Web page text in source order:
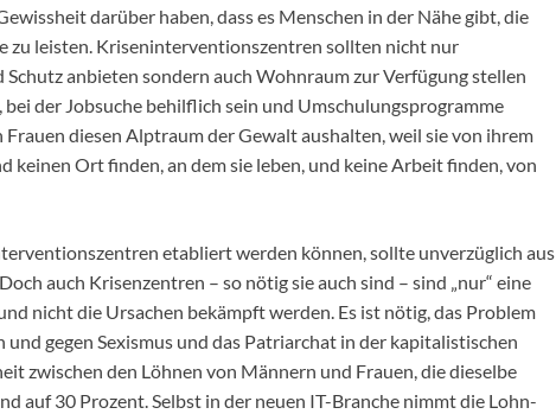
darüber haben, dass es Menschen in der Nähe gibt, die
zu leisten. Kriseninterventionszentren sollten nicht nur
anbieten sondern auch Wohnraum zur Verfügung stellen
der Jobsuche behilflich sein und Umschulungsprogramme
diesen Alptraum der Gewalt aushalten, weil sie von ihrem
keinen Ort finden, an dem sie leben, und keine Arbeit finden, von
etabliert werden können, sollte unverzüglich aus
auch Krisenzentren – so nötig sie auch sind – sind „nur“ eine
nicht die Ursachen bekämpft werden. Es ist nötig, das Problem
gegen Sexismus und das Patriarchat in der kapitalistischen
zwischen den Löhnen von Männern und Frauen, die dieselbe
auf 30 Prozent. Selbst in der neuen IT-Branche nimmt die Lohn-